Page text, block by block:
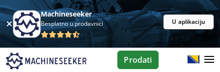
Machineseeker
Besplatno u prodavnici U aplikaciju
Prodati